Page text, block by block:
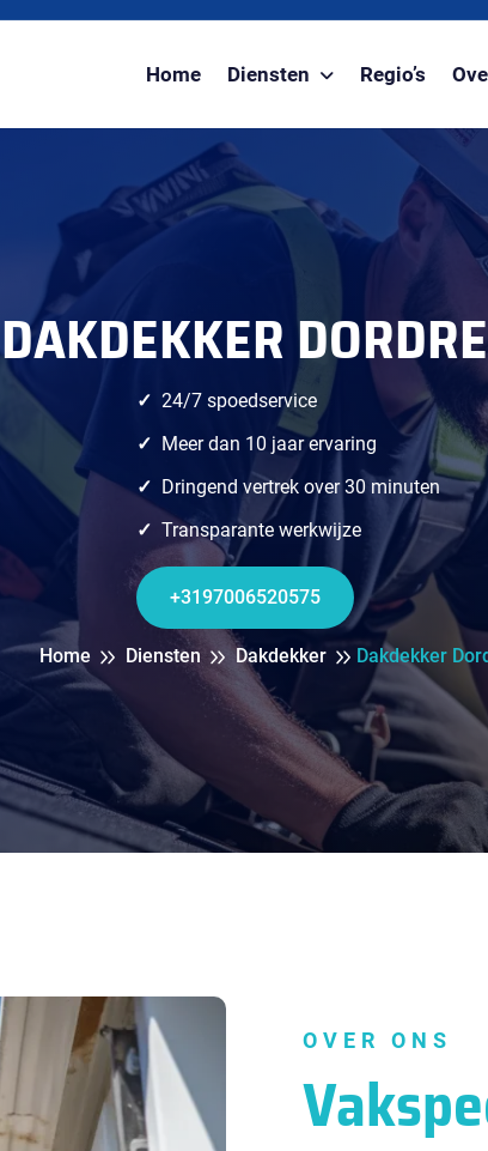
Home Diensten Regio’s
DAKDEKKER
24/7 spoedservice
Meer dan 10 jaar ervaring
Dringend vertrek over 30 minuten
Transparante werkwijze
+3197006520575
Home Diensten Dakdekker Dakdekker
OVER ONS